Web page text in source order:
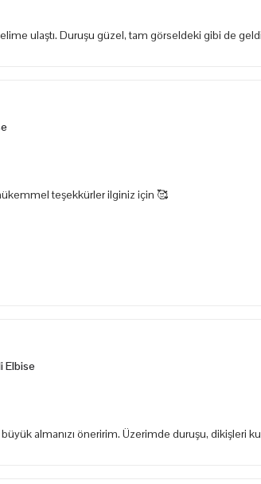
ulaştı. Duruşu güzel, tam görseldeki gibi de
teşekkürler ilginiz için 🥰
Elbise
almanızı öneririm. Üzerimde duruşu, dikişleri